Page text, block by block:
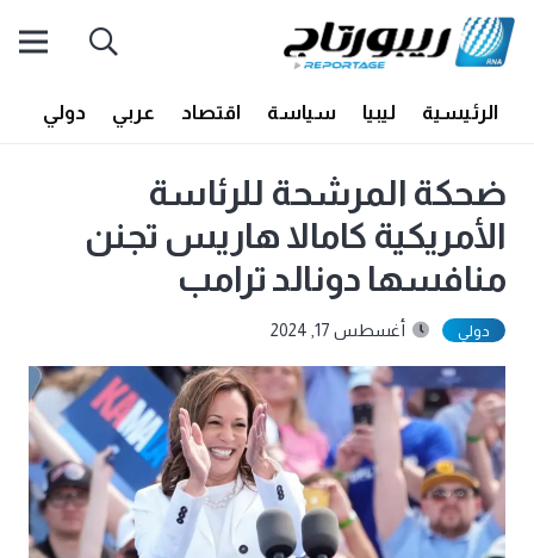
الرئيسية ليبيا سياسة اقتصاد عربي دولي
ضحكة المرشحة للرئاسة
الأمريكية كامالا هاريس تجنن
منافسها دونالد ترامب
دولي أغسطس 17, 2024